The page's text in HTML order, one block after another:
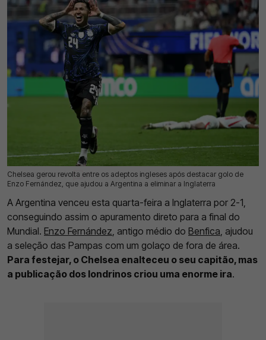
Chelsea gerou revolta entre os adeptos ingleses após destacar golo de
Enzo Fernández, que ajudou a Argentina a eliminar a Inglaterra
16 Jul 2026 | 16:56 | 0
A Argentina venceu esta quarta-feira a Inglaterra por 2-1,
conseguindo assim o apuramento direto para a final do
Mundial. Enzo Fernández , antigo médio do Benfica , ajudou
a seleção das Pampas com um golaço de fora de área.
Para festejar, o Chelsea enalteceu o seu capitão, mas
a publicação dos londrinos criou uma enorme ira.